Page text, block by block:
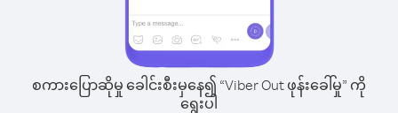
စကားပြောဆိုမှု ခေါင်းစီးမှနေ၍ “Viber Out ဖုန်းခေါ်မှု” ကို
ရွေးပါ